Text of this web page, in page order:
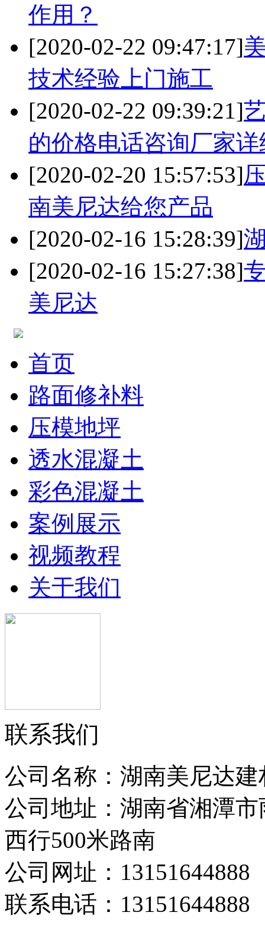
作用？
[2020-02-22 09:47:17]
技术经验上门施工
[2020-02-22 09:39:21]
的价格电话咨询厂家
[2020-02-20 15:57:53]
南美尼达给您产品
[2020-02-16 15:28:39]
[2020-02-16 15:27:38]
美尼达
首页
路面修补料
压模地坪
透水混凝土
彩色混凝土
案例展示
视频教程
关于我们
联系我们
公司名称：湖南美尼达
公司地址：湖南省湘潭
西行500米路南
公司网址：13151644888
联系电话：13151644888